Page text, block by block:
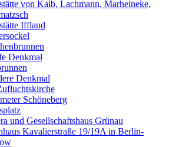
von Kalb, Lachmann, Marheineke,
Iffland
Denkmal
Denkmal
Schöneberg
und Gesellschaftshaus Grünau
Kavalierstraße 19/19A in Berlin-